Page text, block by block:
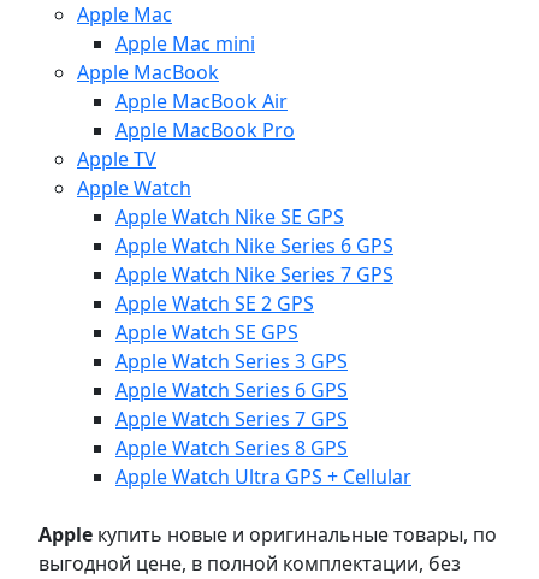
Apple Mac
Apple Mac mini
Apple MacBook
Apple MacBook Air
Apple MacBook Pro
Apple TV
Apple Watch
Apple Watch Nike SE GPS
Apple Watch Nike Series 6 GPS
Apple Watch Nike Series 7 GPS
Apple Watch SE 2 GPS
Apple Watch SE GPS
Apple Watch Series 3 GPS
Apple Watch Series 6 GPS
Apple Watch Series 7 GPS
Apple Watch Series 8 GPS
Apple Watch Ultra GPS + Cellular
Apple купить новые и оригинальные товары, по
выгодной цене, в полной комплектации, без